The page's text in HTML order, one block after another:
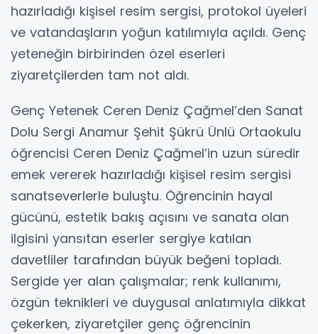
hazırladığı kişisel resim sergisi, protokol üyeleri
ve vatandaşların yoğun katılımıyla açıldı. Genç
yeteneğin birbirinden özel eserleri
ziyaretçilerden tam not aldı.
Genç Yetenek Ceren Deniz Çağmel’den Sanat
Dolu Sergi Anamur Şehit Şükrü Ünlü Ortaokulu
öğrencisi Ceren Deniz Çağmel’in uzun süredir
emek vererek hazırladığı kişisel resim sergisi
sanatseverlerle buluştu. Öğrencinin hayal
gücünü, estetik bakış açısını ve sanata olan
ilgisini yansıtan eserler sergiye katılan
davetliler tarafından büyük beğeni topladı.
Sergide yer alan çalışmalar; renk kullanımı,
özgün teknikleri ve duygusal anlatımıyla dikkat
çekerken, ziyaretçiler genç öğrencinin